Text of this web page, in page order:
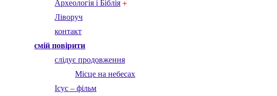
Археологія і Біблія+
Ліворуч
контакт
смій повірити
слідує продовження
Місце на небесах
Ісус – фільм